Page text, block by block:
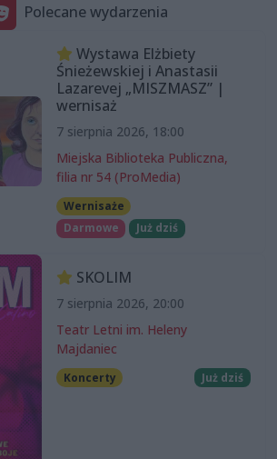
Polecane wydarzenia
Wystawa Elżbiety
Śnieżewskiej i Anastasii
Lazarevej „MISZMASZ” |
wernisaż
7 sierpnia 2026, 18:00
Miejska Biblioteka Publiczna,
filia nr 54 (ProMedia)
Wernisaże
Darmowe
Już dziś
SKOLIM
7 sierpnia 2026, 20:00
Teatr Letni im. Heleny
Majdaniec
Koncerty Już dziś